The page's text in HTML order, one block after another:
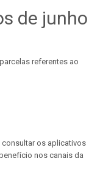
de junho
referentes ao
os aplicativos
nos canais da